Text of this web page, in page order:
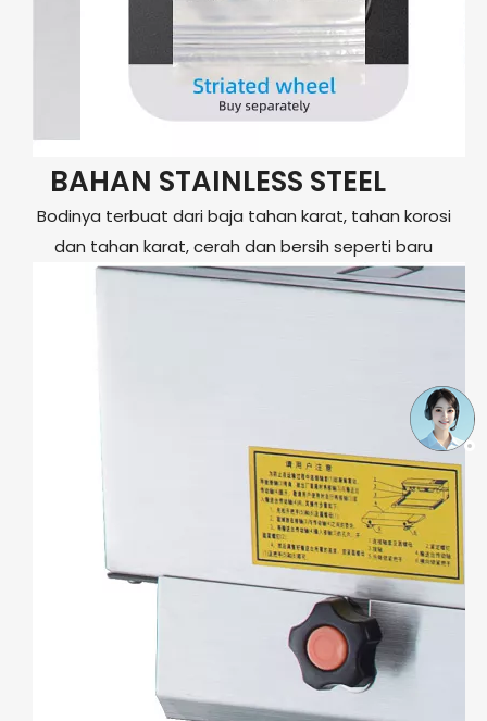
BAHAN STAINLESS STEEL
Bodinya terbuat dari baja tahan karat, tahan korosi
dan tahan karat, cerah dan bersih seperti baru